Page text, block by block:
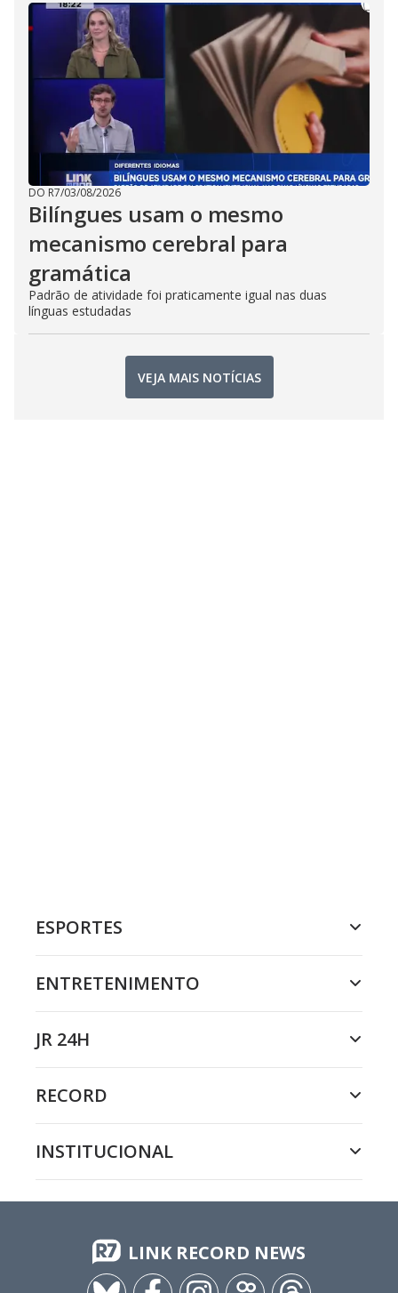
DO R7/03/08/2026
Bilíngues usam o mesmo
mecanismo cerebral para
gramática
Padrão de atividade foi praticamente igual nas duas
línguas estudadas
VEJA MAIS NOTÍCIAS
ESPORTES
ENTRETENIMENTO
JR 24H
RECORD
INSTITUCIONAL
LINK RECORD NEWS